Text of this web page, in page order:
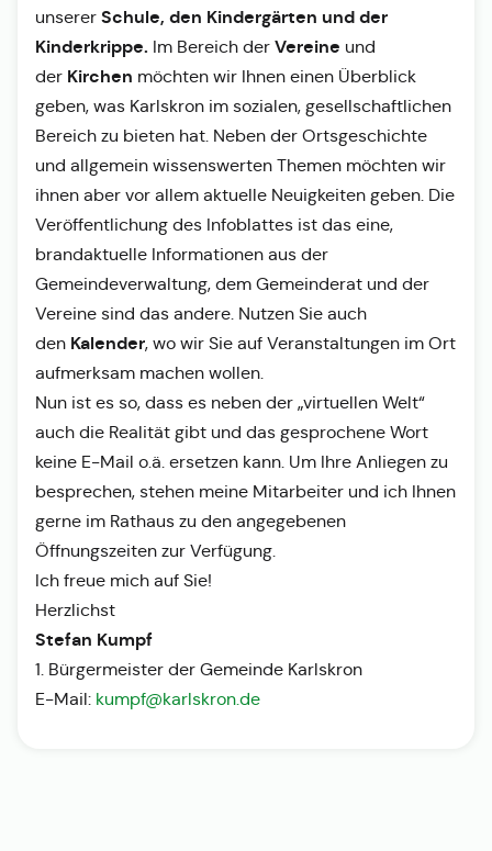
unserer Schule, den Kindergärten und der
Kinderkrippe. Im Bereich der Vereine und
der Kirchen möchten wir Ihnen einen Überblick
geben, was Karlskron im sozialen, gesellschaftlichen
Bereich zu bieten hat. Neben der Ortsgeschichte
und allgemein wissenswerten Themen möchten wir
ihnen aber vor allem aktuelle Neuigkeiten geben. Die
Veröffentlichung des Infoblattes ist das eine,
brandaktuelle Informationen aus der
Gemeindeverwaltung, dem Gemeinderat und der
Vereine sind das andere. Nutzen Sie auch
den Kalender, wo wir Sie auf Veranstaltungen im Ort
aufmerksam machen wollen.
Nun ist es so, dass es neben der „virtuellen Welt“
auch die Realität gibt und das gesprochene Wort
keine E-Mail o.ä. ersetzen kann. Um Ihre Anliegen zu
besprechen, stehen meine Mitarbeiter und ich Ihnen
gerne im Rathaus zu den angegebenen
Öffnungszeiten zur Verfügung.
Ich freue mich auf Sie!
Herzlichst
Stefan Kumpf
1. Bürgermeister der Gemeinde Karlskron
E-Mail: kumpf@karlskron.de